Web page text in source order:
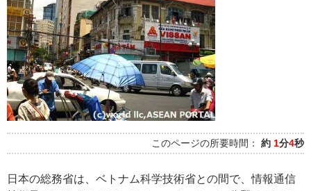
プ
このページの所要時間： 約 1分4秒
日本の総務省は、ベトナム科学技術省との間で、情報通信